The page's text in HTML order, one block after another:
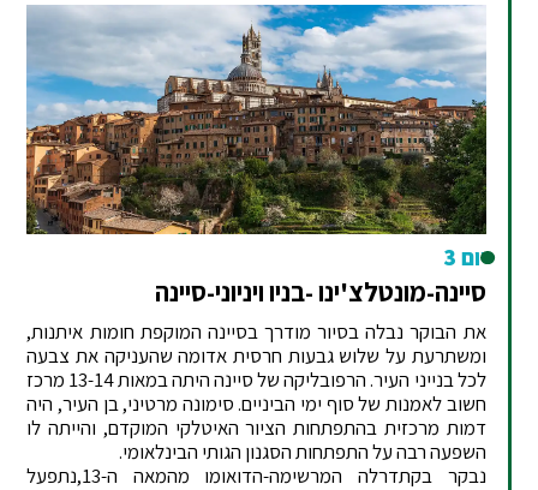
יום 3
סיינה-מונטלצ'ינו -בניו ויניוני-סיינה
את הבוקר נבלה בסיור מודרך בסיינה המוקפת חומות איתנות,
ומשתרעת על שלוש גבעות חרסית אדומה שהעניקה את צבעה
לכל בנייני העיר. הרפובליקה של סיינה היתה במאות 13-14 מרכז
חשוב לאמנות של סוף ימי הביניים. סימונה מרטיני, בן העיר, היה
דמות מרכזית בהתפתחות הציור האיטלקי המוקדם, והייתה לו
השפעה רבה על התפתחות הסגנון הגותי הבינלאומי.
נבקר בקתדרלה המרשימה-הדואומו מהמאה ה-13,נתפעל